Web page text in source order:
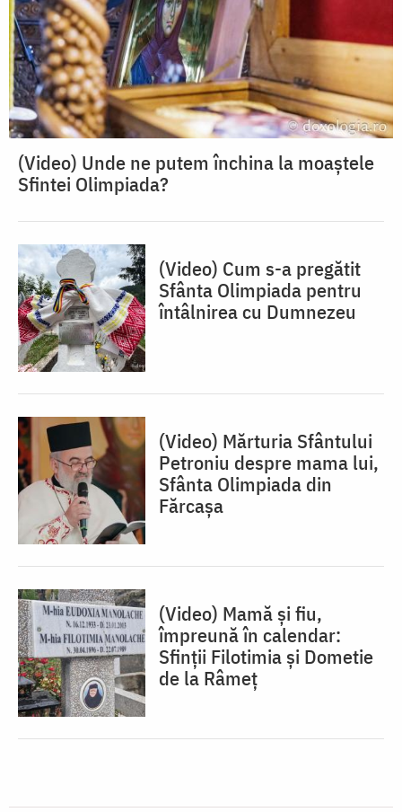
(Video) Unde ne putem închina la moaștele
Sfintei Olimpiada?
(Video) Cum s-a pregătit
Sfânta Olimpiada pentru
întâlnirea cu Dumnezeu
(Video) Mărturia Sfântului
Petroniu despre mama lui,
Sfânta Olimpiada din
Fărcașa
(Video) Mamă și fiu,
împreună în calendar:
Sfinții Filotimia și Dometie
de la Râmeț